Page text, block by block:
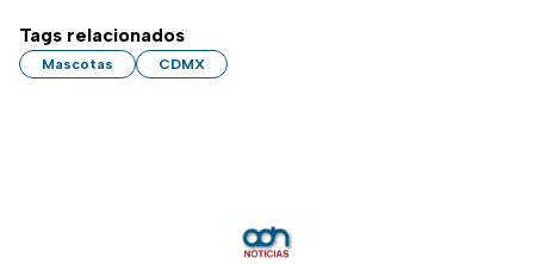
Tags relacionados
Mascotas CDMX